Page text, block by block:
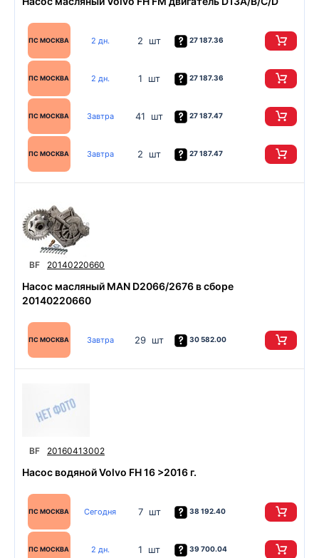
ПС МОСКВА 2 дн. 2 шт 27 187.36
ПС МОСКВА 2 дн. 1 шт 27 187.36
ПС МОСКВА Завтра 41 шт 27 187.47
ПС МОСКВА Завтра 2 шт 27 187.47
BF 20140220660
Насос масляный MAN D2066/2676 в сборе
20140220660
ПС МОСКВА Завтра 29 шт 30 582.00
BF 20160413002
Насос водяной Volvo FH 16 >2016 г.
ПС МОСКВА Сегодня 7 шт 38 192.40
ПС МОСКВА 2 дн. 1 шт 39 700.04